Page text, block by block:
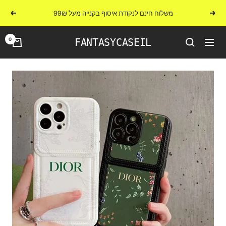
לתוכןהקודם משלוח חינם לנקודת איסוף בקנייה מעל 99₪ הבא
ניווט FANTASYCASEIL
0